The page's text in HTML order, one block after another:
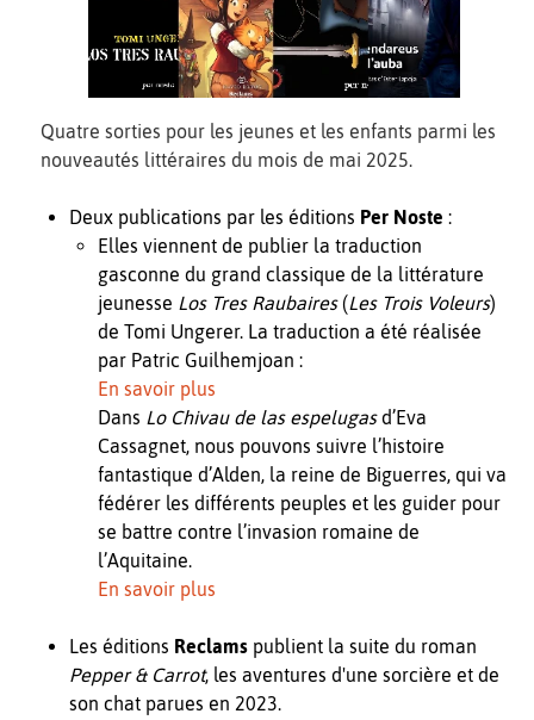
Quatre sorties pour les jeunes et les enfants parmi les
nouveautés littéraires du mois de mai 2025.
Deux publications par les éditions Per Noste :
Elles viennent de publier la traduction
gasconne du grand classique de la littérature
jeunesse Los Tres Raubaires(Les Trois Voleurs)
de Tomi Ungerer. La traduction a été réalisée
par Patric Guilhemjoan :
En savoir plus
Dans Lo Chivau de las espelugasd’Eva
Cassagnet, nous pouvons suivre l’histoire
fantastique d’Alden, la reine de Biguerres, qui va
fédérer les différents peuples et les guider pour
se battre contre l’invasion romaine de
l’Aquitaine.
En savoir plus
Les éditions Reclams publient la suite du roman
Pepper & Carrot, les aventures d'une sorcière et de
son chat parues en 2023.